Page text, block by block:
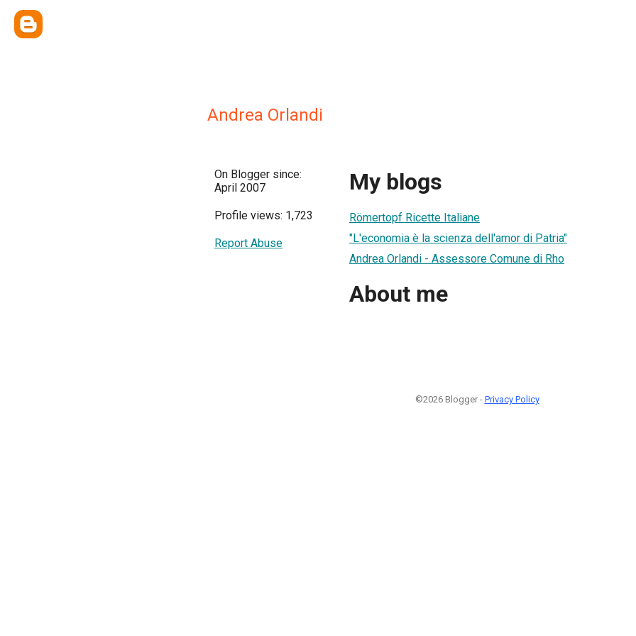
Andrea Orlandi
On Blogger since:
April 2007
Profile views: 1,723
Report Abuse
My blogs
Römertopf Ricette Italiane
"L'economia è la scienza dell'amor di Patria"
Andrea Orlandi - Assessore Comune di Rho
About me
©2026 Blogger - Privacy Policy